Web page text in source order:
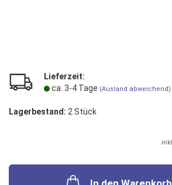
Lieferzeit:
ca. 3-4 Tage (Ausland abweichend)
Lagerbestand: 2 Stück